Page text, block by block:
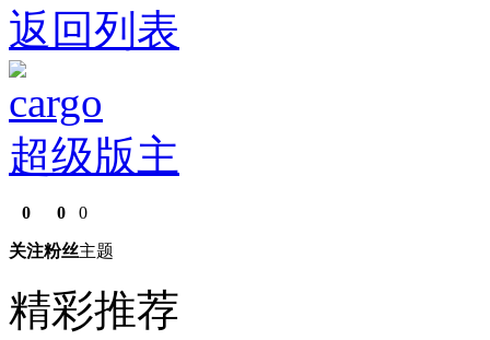
返回列表
cargo
超级版主
0
关注
0
粉丝
0
主题
精彩推荐